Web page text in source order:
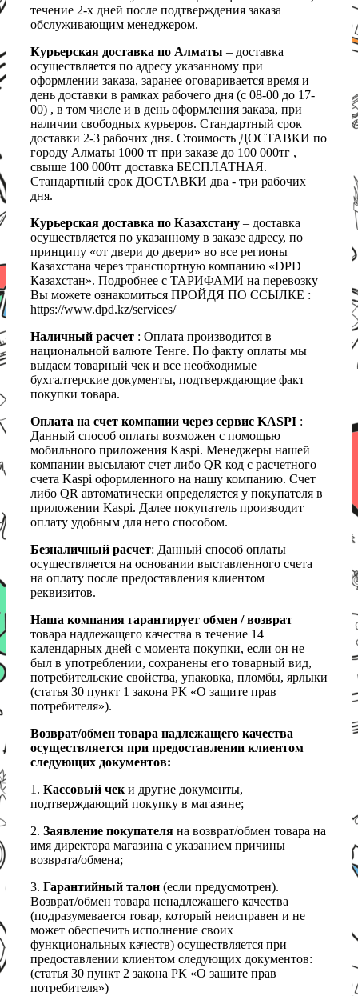
течение 2-х дней после подтверждения заказа
обслуживающим менеджером.
Курьерская доставка по Алматы – доставка
осуществляется по адресу указанному при
оформлении заказа, заранее оговаривается время и
день доставки в рамках рабочего дня (с 08-00 до 17-
00) , в том числе и в день оформления заказа, при
наличии свободных курьеров. Стандартный срок
доставки 2-3 рабочих дня. Стоимость ДОСТАВКИ по
городу Алматы 1000 тг при заказе до 100 000тг ,
свыше 100 000тг доставка БЕСПЛАТНАЯ.
Стандартный срок ДОСТАВКИ два - три рабочих
дня.
Курьерская доставка по Казахстану – доставка
осуществляется по указанному в заказе адресу, по
принципу «от двери до двери» во все регионы
Казахстана через транспортную компанию «DPD
Казахстан». Подробнее с ТАРИФАМИ на перевозку
Вы можете ознакомиться ПРОЙДЯ ПО ССЫЛКЕ :
https://www.dpd.kz/services/
Наличный расчет : Оплата производится в
национальной валюте Тенге. По факту оплаты мы
выдаем товарный чек и все необходимые
бухгалтерские документы, подтверждающие факт
покупки товара.
Оплата на счет компании через сервис KASPI :
Данный способ оплаты возможен с помощью
мобильного приложения Kaspi. Менеджеры нашей
компании высылают счет либо QR код с расчетного
счета Kaspi оформленного на нашу компанию. Счет
либо QR автоматически определяется у покупателя в
приложении Kaspi. Далее покупатель производит
оплату удобным для него способом.
Безналичный расчет: Данный способ оплаты
осуществляется на основании выставленного счета
на оплату после предоставления клиентом
реквизитов.
Наша компания гарантирует обмен / возврат
товара надлежащего качества в течение 14
календарных дней с момента покупки, если он не
был в употреблении, сохранены его товарный вид,
потребительские свойства, упаковка, пломбы, ярлыки
(статья 30 пункт 1 закона РК «О защите прав
потребителя»).
Возврат/обмен товара надлежащего качества
осуществляется при предоставлении клиентом
следующих документов:
1. Кассовый чеки другие документы,
подтверждающий покупку в магазине;
2. Заявление покупателя на возврат/обмен товара на
имя директора магазина с указанием причины
возврата/обмена;
3. Гарантийный талон (если предусмотрен).
Возврат/обмен товара ненадлежащего качества
(подразумевается товар, который неисправен и не
может обеспечить исполнение своих
функциональных качеств) осуществляется при
предоставлении клиентом следующих документов:
(статья 30 пункт 2 закона РК «О защите прав
потребителя»)